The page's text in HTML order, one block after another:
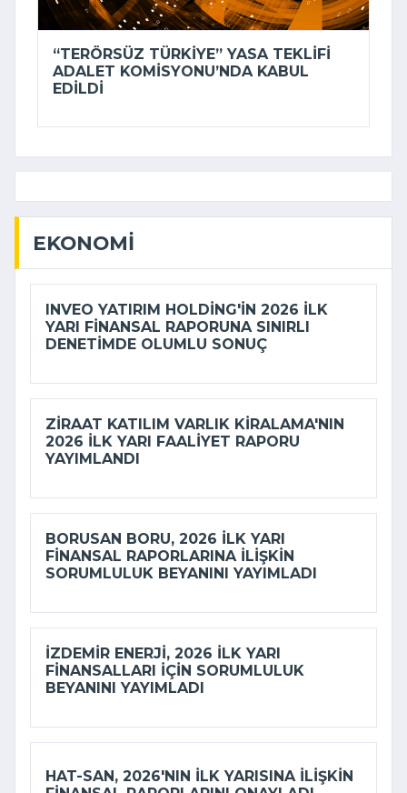
“TERÖRSÜZ TÜRKIYE” YASA TEKLIFI
ADALET KOMISYONU’NDA KABUL
EDILDI
EKONOMI
INVEO YATIRIM HOLDING'IN 2026 ILK
YARI FINANSAL RAPORUNA SINIRLI
DENETIMDE OLUMLU SONUÇ
ZIRAAT KATILIM VARLIK KIRALAMA'NIN
2026 ILK YARI FAALIYET RAPORU
YAYIMLANDI
BORUSAN BORU, 2026 ILK YARI
FINANSAL RAPORLARINA ILIŞKIN
SORUMLULUK BEYANINI YAYIMLADI
İZDEMİR ENERJI, 2026 ILK YARI
FINANSALLARI IÇIN SORUMLULUK
BEYANINI YAYIMLADI
HAT-SAN, 2026'NIN ILK YARISINA ILIŞKIN